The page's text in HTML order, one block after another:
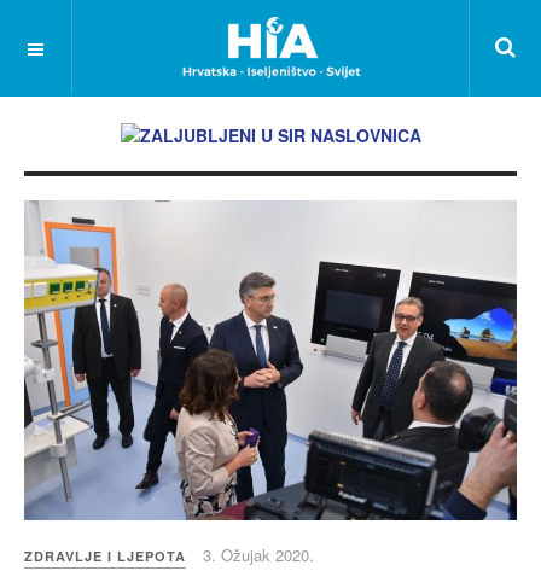
ZDRAVLJE I LJEPOTA 3. Ožujak 2020.